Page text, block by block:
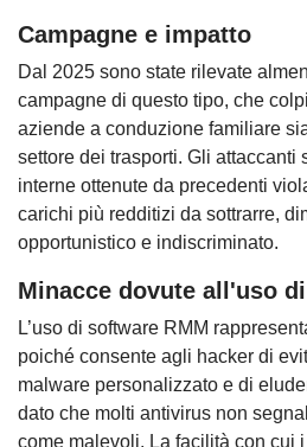
Campagne e impatto
Dal 2025 sono state rilevate
campagne di questo tipo, che
aziende a conduzione familiare
settore dei trasporti. Gli attaccanti
interne ottenute da precedenti
carichi più redditizi da sottrarre,
opportunistico e indiscriminato.
Minacce dovute all'uso di
L’uso di software RMM
poiché consente agli hacker di
malware personalizzato e di
dato che molti antivirus non
come malevoli. La facilità con cui